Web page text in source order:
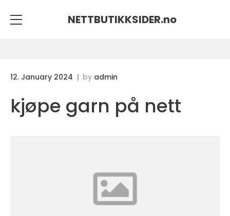
NETTBUTIKKSIDER.no
12. January 2024 by admin
kjøpe garn på nett